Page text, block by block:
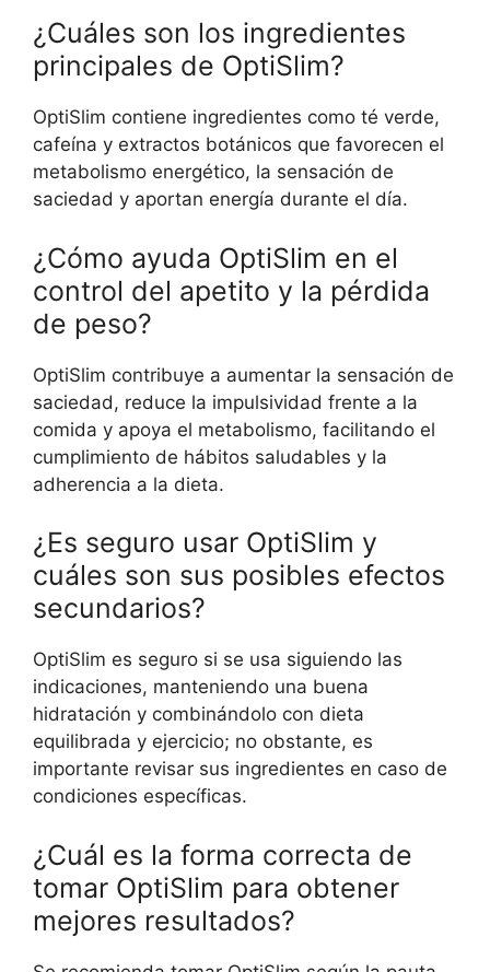
¿Cuáles son los ingredientes
principales de OptiSlim?
OptiSlim contiene ingredientes como té verde,
cafeína y extractos botánicos que favorecen el
metabolismo energético, la sensación de
saciedad y aportan energía durante el día.
¿Cómo ayuda OptiSlim en el
control del apetito y la pérdida
de peso?
OptiSlim contribuye a aumentar la sensación de
saciedad, reduce la impulsividad frente a la
comida y apoya el metabolismo, facilitando el
cumplimiento de hábitos saludables y la
adherencia a la dieta.
¿Es seguro usar OptiSlim y
cuáles son sus posibles efectos
secundarios?
OptiSlim es seguro si se usa siguiendo las
indicaciones, manteniendo una buena
hidratación y combinándolo con dieta
equilibrada y ejercicio; no obstante, es
importante revisar sus ingredientes en caso de
condiciones específicas.
¿Cuál es la forma correcta de
tomar OptiSlim para obtener
mejores resultados?